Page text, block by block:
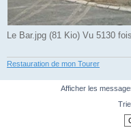
Le Bar.jpg (81 Kio) Vu 5130 fois
Restauration de mon Tourer
Afficher les